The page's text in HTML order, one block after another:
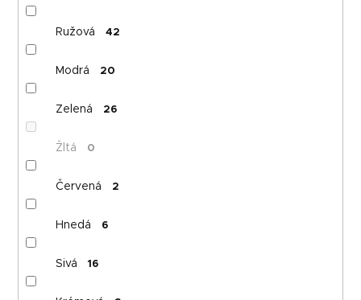
Ružová 42
Modrá 20
Zelená 26
Žltá 0
Červená 2
Hnedá 6
Sivá 16